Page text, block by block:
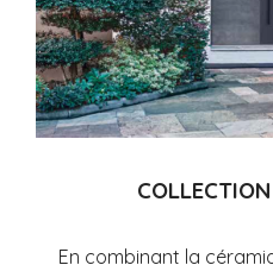
En combinant la